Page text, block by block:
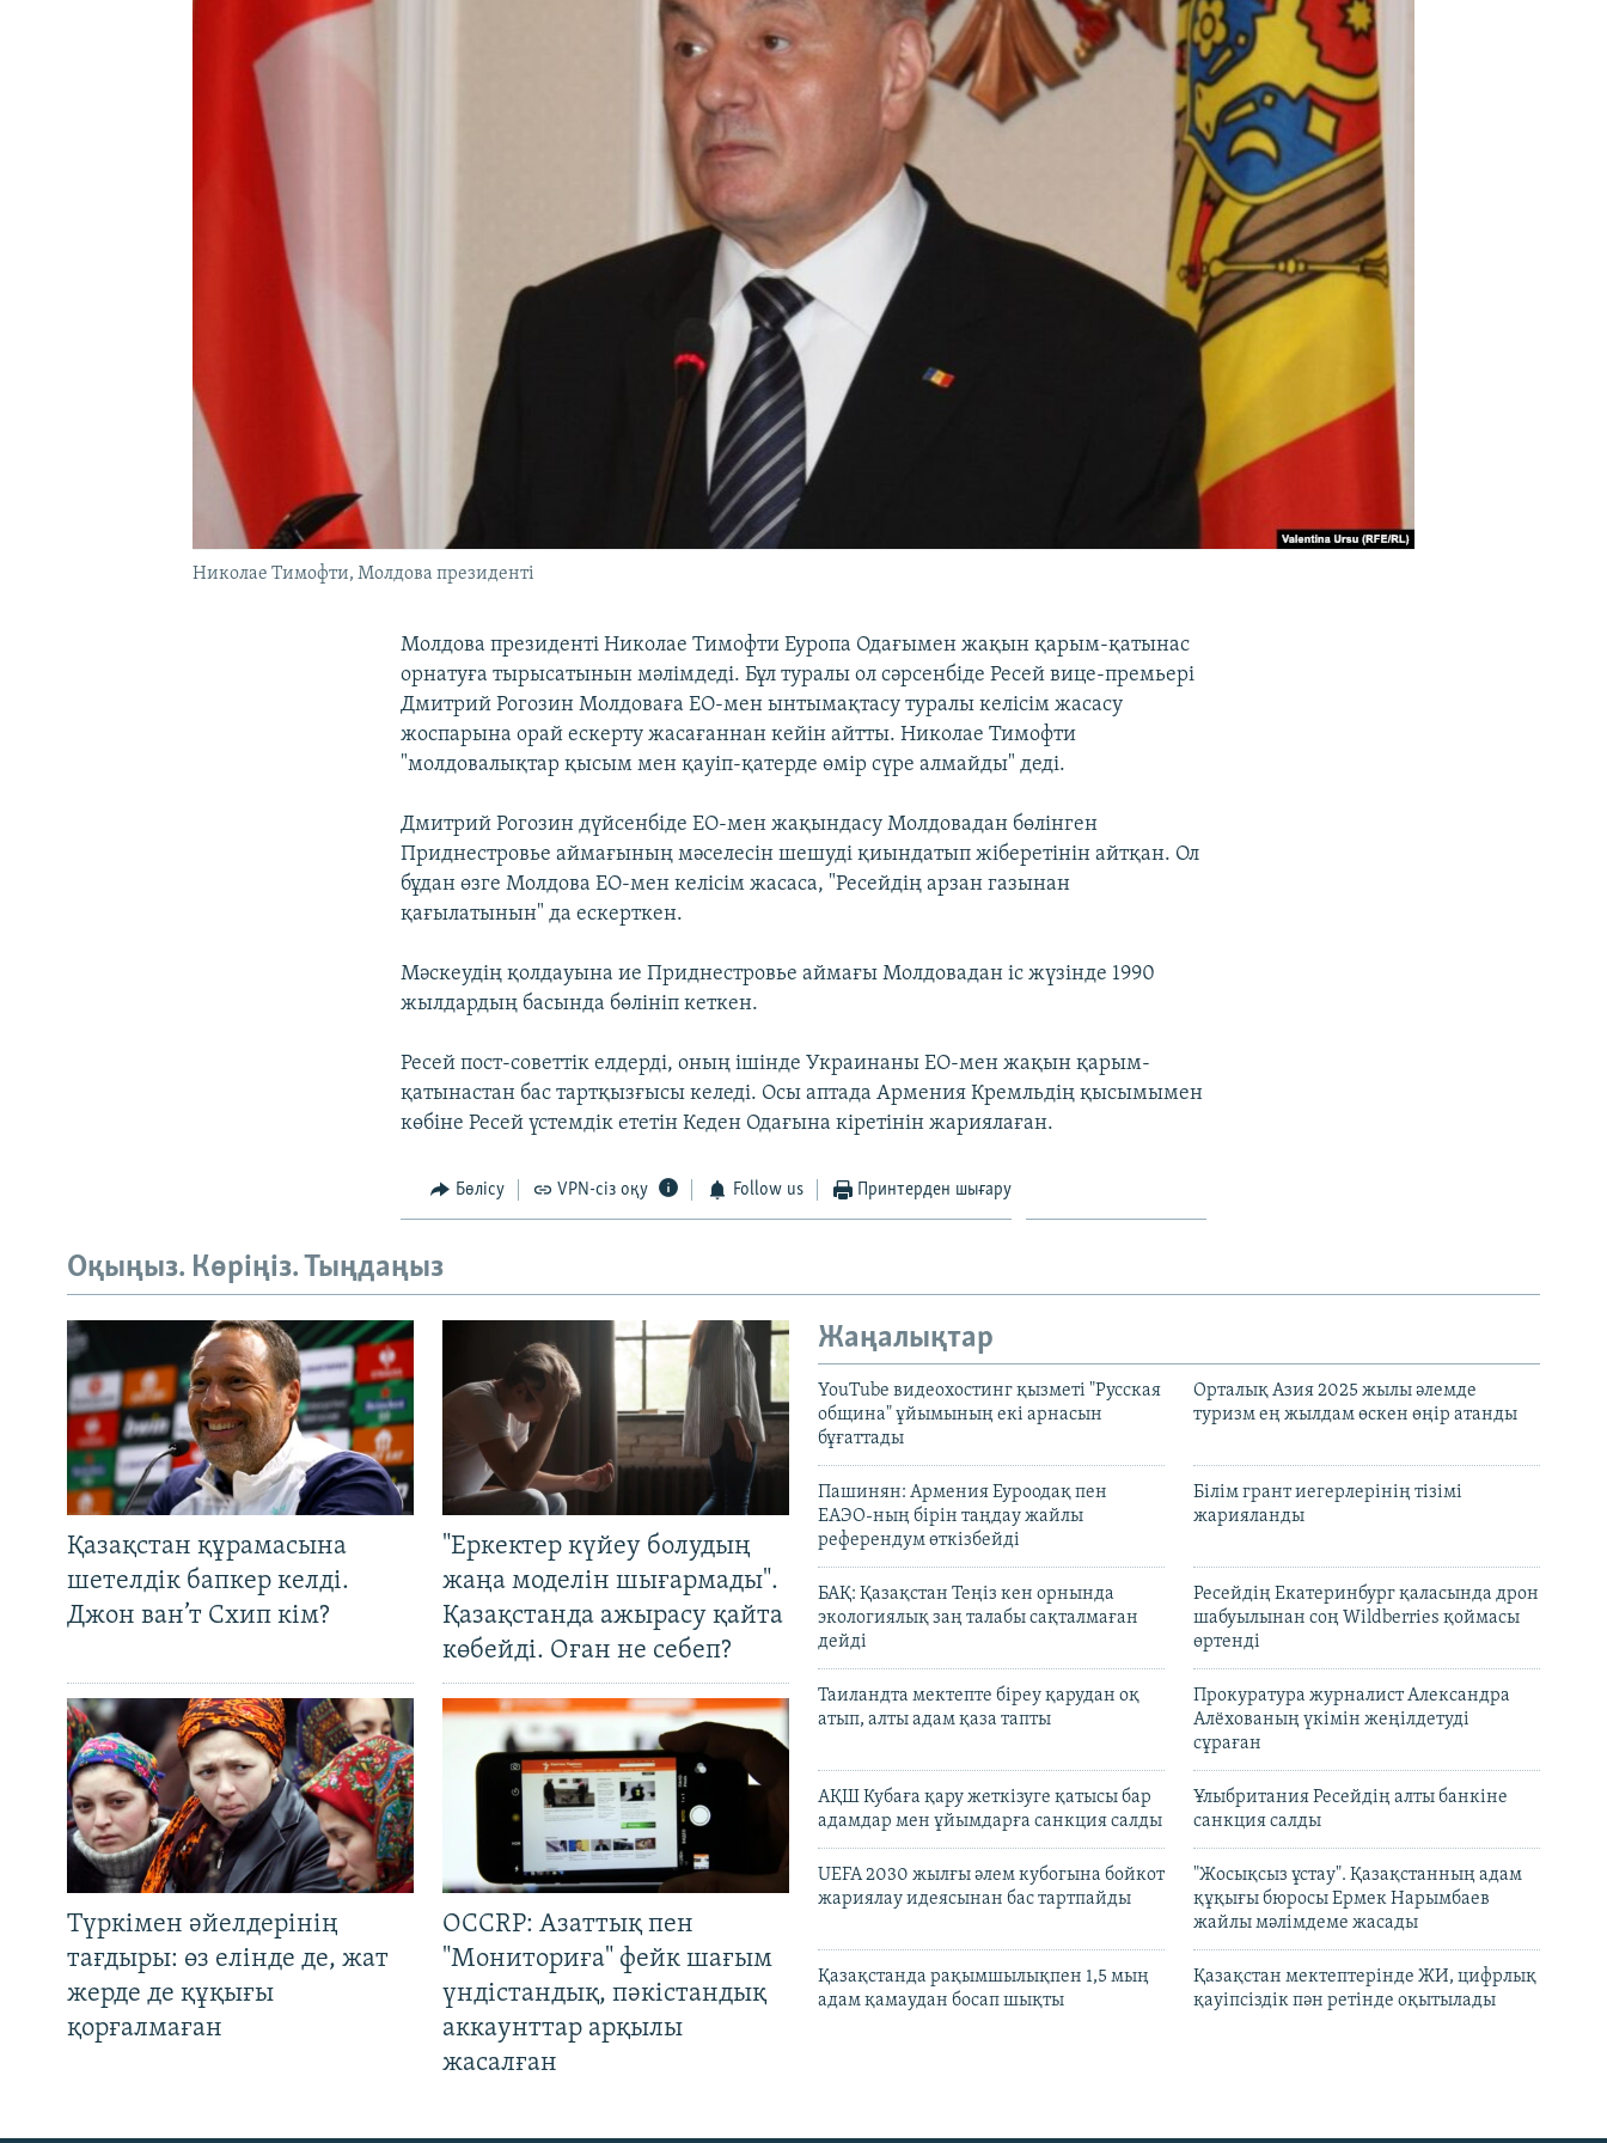
Николае Тимофти, Молдова президенті
Молдова президенті Николае Тимофти Еуропа Одағымен жақын қарым-қатынас
орнатуға тырысатынын мәлімдеді. Бұл туралы ол сәрсенбіде Ресей вице-премьері
Дмитрий Рогозин Молдоваға ЕО-мен ынтымақтасу туралы келісім жасасу
жоспарына орай ескерту жасағаннан кейін айтты. Николае Тимофти
"молдовалықтар қысым мен қауіп-қатерде өмір сүре алмайды" деді.
Дмитрий Рогозин дүйсенбіде ЕО-мен жақындасу Молдовадан бөлінген
Приднестровье аймағының мәселесін шешуді қиындатып жіберетінін айтқан. Ол
бұдан өзге Молдова ЕО-мен келісім жасаса, "Ресейдің арзан газынан
қағылатынын" да ескерткен.
Мәскеудің қолдауына ие Приднестровье аймағы Молдовадан іс жүзінде 1990
жылдардың басында бөлініп кеткен.
Ресей пост-советтік елдерді, оның ішінде Украинаны ЕО-мен жақын қарым-
қатынастан бас тартқызғысы келеді. Осы аптада Армения Кремльдің қысымымен
көбіне Ресей үстемдік ететін Кеден Одағына кіретінін жариялаған.
Бөлісу VPN-сіз оқу Follow us Принтерден шығару
Оқыңыз. Көріңіз. Тыңдаңыз
Қазақстан құрамасына
шетелдік бапкер келді.
Джон ван’т Схип кім?
"Еркектер күйеу болудың
жаңа моделін шығармады".
Қазақстанда ажырасу қайта
көбейді. Оған не себеп?
Түркімен әйелдерінің
тағдыры: өз елінде де, жат
жерде де құқығы
қорғалмаған
OCCRP: Азаттық пен
"Мониториға" фейк шағым
үндістандық, пәкістандық
аккаунттар арқылы
жасалған
Жаңалықтар
YouTube видеохостинг қызметі "Русская
община" ұйымының екі арнасын
бұғаттады
Орталық Азия 2025 жылы әлемде
туризм ең жылдам өскен өңір атанды
Пашинян: Армения Еуроодақ пен
ЕАЭО-ның бірін таңдау жайлы
референдум өткізбейді
Білім грант иегерлерінің тізімі
жарияланды
БАҚ: Қазақстан Теңіз кен орнында
экологиялық заң талабы сақталмаған
дейді
Ресейдің Екатеринбург қаласында дрон
шабуылынан соң Wildberries қоймасы
өртенді
Таиландта мектепте біреу қарудан оқ
атып, алты адам қаза тапты
Прокуратура журналист Александра
Алёхованың үкімін жеңілдетуді
сұраған
АҚШ Кубаға қару жеткізуге қатысы бар
адамдар мен ұйымдарға санкция салды
Ұлыбритания Ресейдің алты банкіне
санкция салды
UEFA 2030 жылғы әлем кубогына бойкот
жариялау идеясынан бас тартпайды
"Жосықсыз ұстау". Қазақстанның адам
құқығы бюросы Ермек Нарымбаев
жайлы мәлімдеме жасады
Қазақстанда рақымшылықпен 1,5 мың
адам қамаудан босап шықты
Қазақстан мектептерінде ЖИ, цифрлық
қауіпсіздік пән ретінде оқытылады